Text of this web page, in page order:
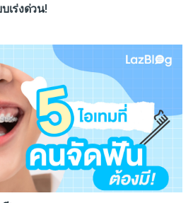
เร่งด่วน!